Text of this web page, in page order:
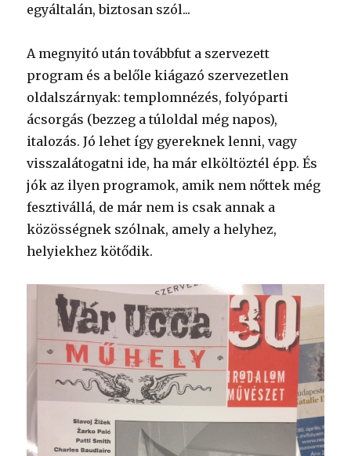
egyáltalán, biztosan szól...
A megnyitó után továbbfut a szervezett
program és a belőle kiágazó szervezetlen
oldalszárnyak: templomnézés, folyóparti
ácsorgás (bezzeg a túloldal még napos),
italozás. Jó lehet így gyereknek lenni, vagy
visszalátogatni ide, ha már elköltöztél épp. És
jók az ilyen programok, amik nem nőttek még
fesztivállá, de már nem is csak annak a
közösségnek szólnak, amely a helyhez,
helyiekhez kötődik.